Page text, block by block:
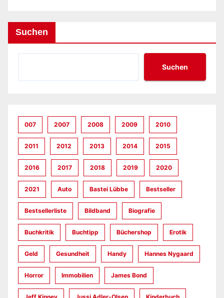
Suchen
Suchen
007 2007 2008 2009 2010
2011 2012 2013 2014 2015
2016 2017 2018 2019 2020
2021 Auto Bastei Lübbe Bestseller
Bestsellerliste Bildband Biografie
Buchkritik Buchtipp Büchershop Erotik
Geld Gesundheit Handy Hannes Nygaard
Horror Immobilien James Bond